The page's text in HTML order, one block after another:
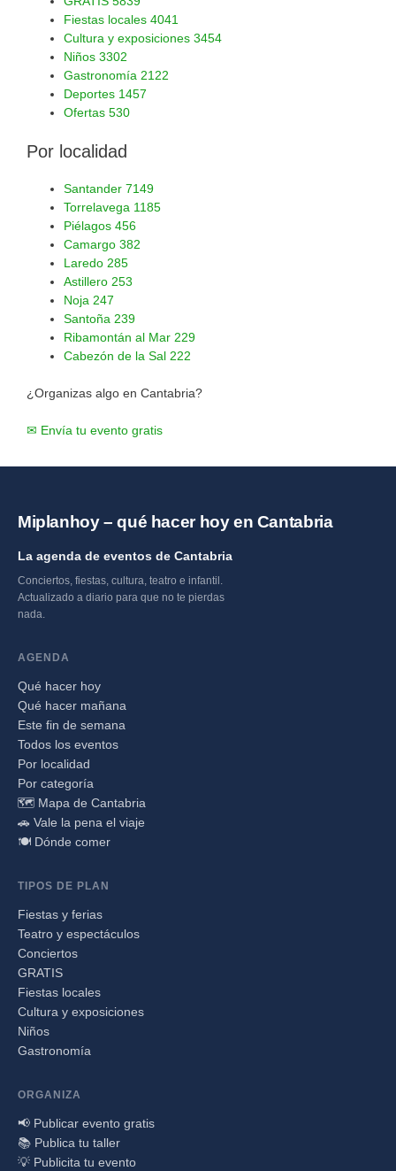
Fiestas locales 4041
Cultura y exposiciones 3454
Niños 3302
Gastronomía 2122
Deportes 1457
Ofertas 530
Por localidad
Santander 7149
Torrelavega 1185
Piélagos 456
Camargo 382
Laredo 285
Astillero 253
Noja 247
Santoña 239
Ribamontán al Mar 229
Cabezón de la Sal 222
¿Organizas algo en Cantabria?
✉ Envía tu evento gratis
Miplanhoy – qué hacer hoy en Cantabria
La agenda de eventos de Cantabria
Conciertos, fiestas, cultura, teatro e infantil.
Actualizado a diario para que no te pierdas
nada.
AGENDA
Qué hacer hoy
Qué hacer mañana
Este fin de semana
Todos los eventos
Por localidad
Por categoría
🗺️ Mapa de Cantabria
🚗 Vale la pena el viaje
🍽️ Dónde comer
TIPOS DE PLAN
Fiestas y ferias
Teatro y espectáculos
Conciertos
GRATIS
Fiestas locales
Cultura y exposiciones
Niños
Gastronomía
ORGANIZA
📢 Publicar evento gratis
📚 Publica tu taller
💡 Publicita tu evento